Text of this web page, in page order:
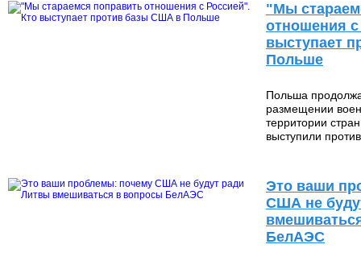
"Мы
отношения
выступает
Польше
Польша
размещении
территории
выступили
Это ваши
США не
БелАЭС